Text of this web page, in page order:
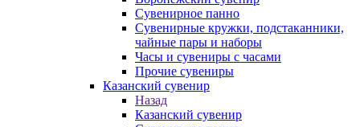
Сувенирное панно
Сувенирные кружки, подстаканники,
чайные пары и наборы
Часы и сувениры с часами
Прочие сувениры
Казанский сувенир
Назад
Казанский сувенир